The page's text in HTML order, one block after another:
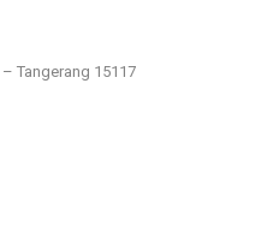
Tangerang 15117